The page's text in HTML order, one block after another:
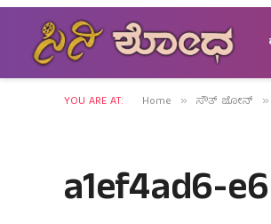
YOU ARE AT: Home » ಸೌತ್ ಜೋನ್ »
a1ef4ad6-